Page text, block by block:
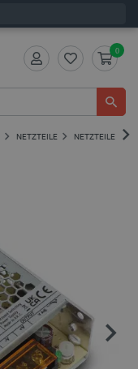
0
NETZTEILE NETZTEILE